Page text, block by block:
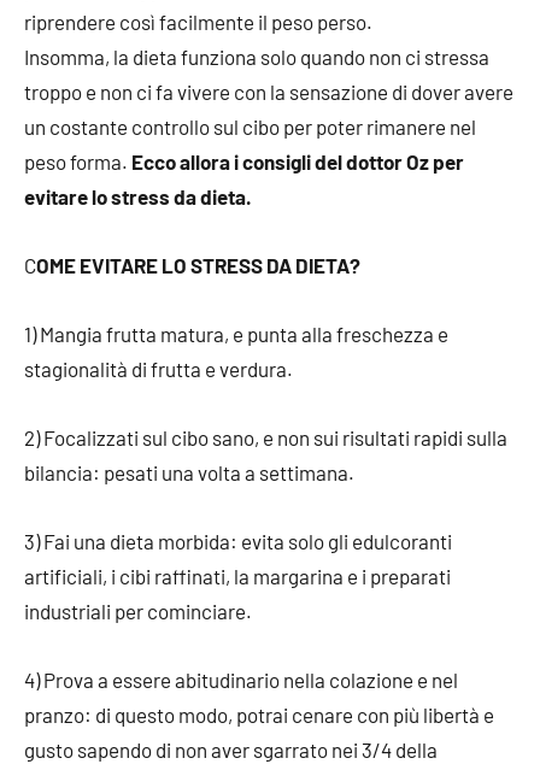
riprendere così facilmente il peso perso.
Insomma, la dieta funziona solo quando non ci stressa
troppo e non ci fa vivere con la sensazione di dover avere
un costante controllo sul cibo per poter rimanere nel
peso forma. Ecco allora i consigli del dottor Oz per
evitare lo stress da dieta.
COME EVITARE LO STRESS DA DIETA?
1) Mangia frutta matura, e punta alla freschezza e
stagionalità di frutta e verdura.
2) Focalizzati sul cibo sano, e non sui risultati rapidi sulla
bilancia: pesati una volta a settimana.
3) Fai una dieta morbida: evita solo gli edulcoranti
artificiali, i cibi raffinati, la margarina e i preparati
industriali per cominciare.
4) Prova a essere abitudinario nella colazione e nel
pranzo: di questo modo, potrai cenare con più libertà e
gusto sapendo di non aver sgarrato nei 3/4 della